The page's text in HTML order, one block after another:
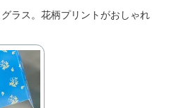
ラス。花柄プリントがおしゃれ